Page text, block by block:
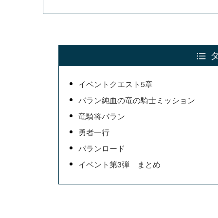
イベントクエスト5章
バラン純血の竜の騎士ミッション
竜騎将バラン
勇者一行
バランロード
イベント第3弾 まとめ